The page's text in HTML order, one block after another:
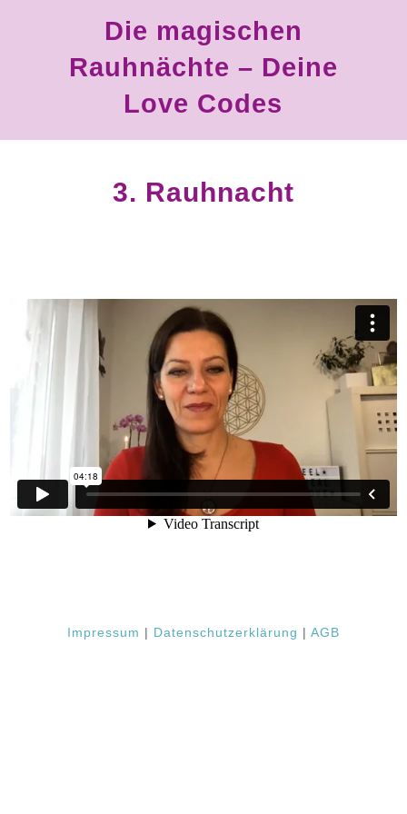
Die magischen
Rauhnächte – Deine
Love Codes
3. Rauhnacht
Impressum | Datenschutzerklärung | AGB